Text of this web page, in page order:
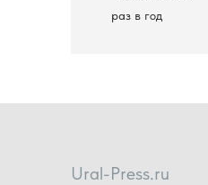
раз в год
Ural-Press.ru